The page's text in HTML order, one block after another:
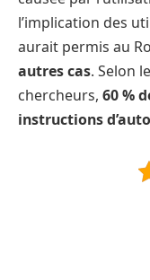
l’implication des
aurait permis au
autres cas. Selon
chercheurs, 60 %
instructions